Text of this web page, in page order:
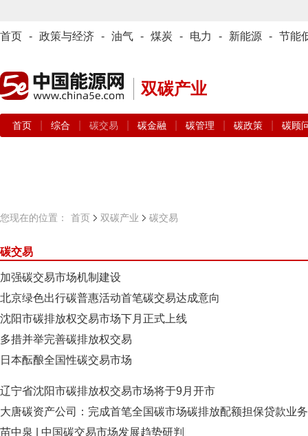
首页 - 政策与经济 - 油气 - 煤炭 - 电力 - 新能源 - 节能
双碳产业
首页 综合 碳交易 碳金融 碳管理 碳政策 碳顾
您现在的位置： 首页 双碳产业 碳交易
碳交易
加强碳交易市场机制建设
北京绿色出行碳普惠活动首笔碳交易达成意向
沈阳市碳排放权交易市场下月正式上线
多措并举完善碳排放权交易
日本酝酿全国性碳交易市场
辽宁省沈阳市碳排放权交易市场将于9月开市
大唐碳资产公司：完成首笔全国碳市场碳排放配额担保贷款业务
苗中泉 | 中国碳交易市场发展趋势研判